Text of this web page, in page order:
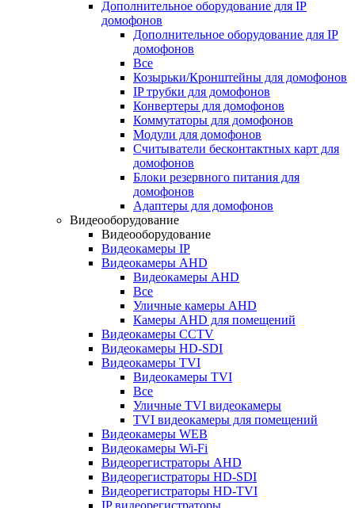
Дополнительное оборудование для IP
домофонов
Дополнительное оборудование для IP
домофонов
Все
Козырьки/Кронштейны для домофонов
IP трубки для домофонов
Конвертеры для домофонов
Коммутаторы для домофонов
Модули для домофонов
Считыватели бесконтактных карт для
домофонов
Блоки резервного питания для
домофонов
Адаптеры для домофонов
Видеооборудование
Видеооборудование
Видеокамеры IP
Видеокамеры AHD
Видеокамеры AHD
Все
Уличные камеры AHD
Камеры AHD для помещений
Видеокамеры CCTV
Видеокамеры HD-SDI
Видеокамеры TVI
Видеокамеры TVI
Все
Уличные TVI видеокамеры
TVI видеокамеры для помещений
Видеокамеры WEB
Видеокамеры Wi-Fi
Видеорегистраторы AHD
Видеорегистраторы HD-SDI
Видеорегистраторы HD-TVI
IP видеорегистраторы